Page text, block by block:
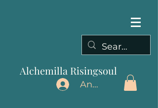
Alchemilla Risingsoul
Anmelden